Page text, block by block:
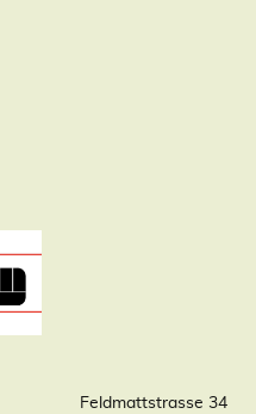
Feldmattstrasse 34